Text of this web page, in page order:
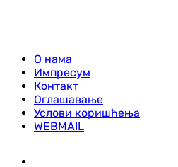
О нама
Импресум
Контакт
Оглашавање
Услови коришћења
WEBMAIL